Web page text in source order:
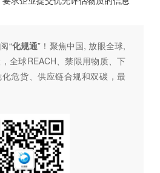
“化规通”！聚焦中国, 放眼全球,
全球REACH、禁限用物质、下
危货、供应链合规和双碳，最